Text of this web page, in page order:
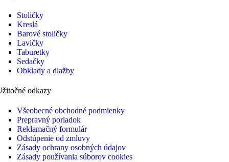
Stoličky
Kreslá
Barové stoličky
Lavičky
Taburetky
Sedačky
Obklady a dlažby
odkazy
Všeobecné obchodné podmienky
Prepravný poriadok
Reklamačný formulár
Odstúpenie od zmluvy
Zásady ochrany osobných údajov
Zásady používania súborov cookies